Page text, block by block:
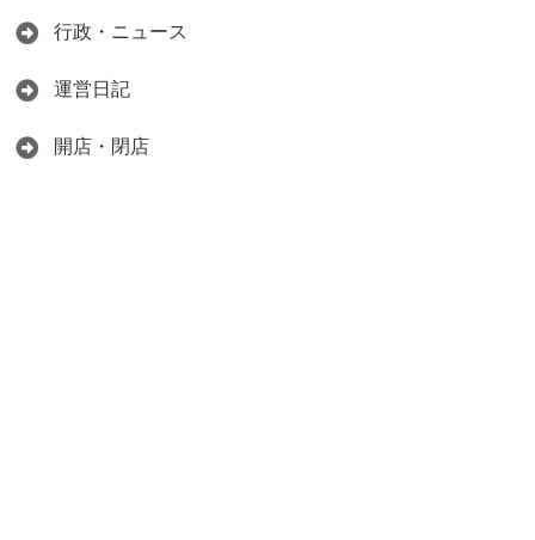
行政・ニュース
運営日記
開店・閉店